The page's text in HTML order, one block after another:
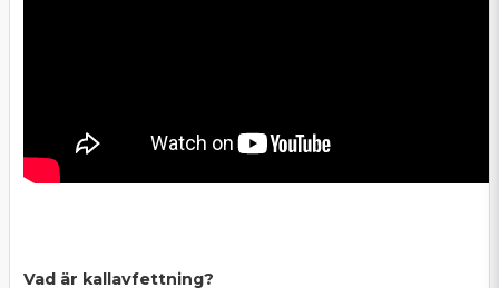
Vad är kallavfettning?